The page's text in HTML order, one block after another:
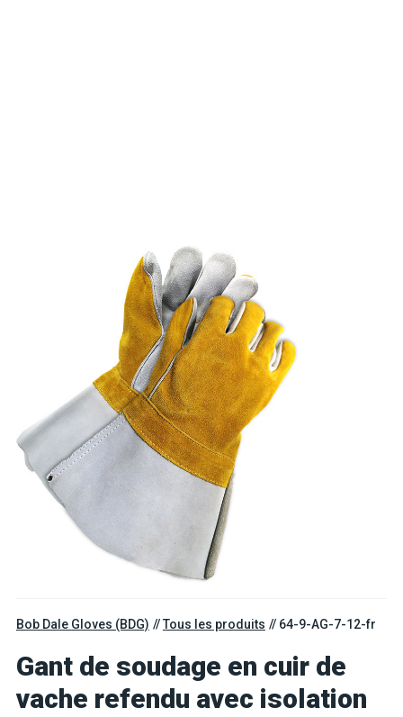
Bob Dale Gloves (BDG) Tous les produits 64-9-AG-7-12-fr
Gant de soudage en cuir de
vache refendu avec isolation